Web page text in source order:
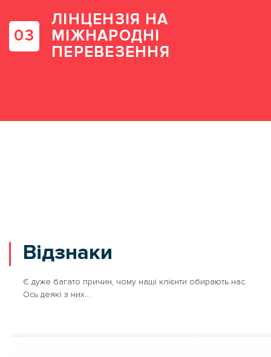
ЛІНЦЕНЗІЯ НА
МІЖНАРОДНІ
ПЕРЕВЕЗЕННЯ
Відзнаки
Є дуже багато причин, чому наші клієнти обирають нас.
Ось деякі з них…